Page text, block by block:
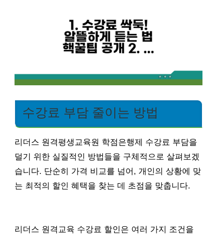
수강료 부담 줄이는 방법
리더스 원격평생교육원 학점은행제 수강료 부담을
덜기 위한 실질적인 방법들을 구체적으로 살펴보겠
습니다. 단순히 가격 비교를 넘어, 개인의 상황에 맞
는 최적의 할인 혜택을 찾는 데 초점을 맞춥니다.
리더스 원격교육 수강료 할인은 여러 가지 조건을